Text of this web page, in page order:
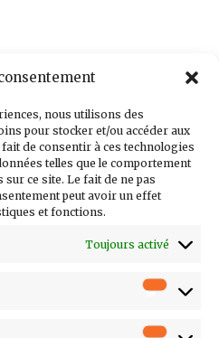
nous utilisons des
pour stocker et/ou accéder aux
de consentir à ces technologies
telles que le comportement
ce site. Le fait de ne pas
peut avoir un effet
et fonctions.
Toujours activé